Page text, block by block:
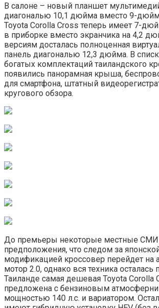
В салоне – новый планшет
диагональю 10,1 дюйма вместо 9-
Toyota Corolla Cross теперь имеет 7-
в приборке вместо экранчика на 4,2
версиям досталась полноценная
панель диагональю 12,3 дюйма. В
богатых комплектаций таиландского
появились панорамная крыша,
для смартфона, штатный
кругового обзора.
До премьеры некоторые местные
предположения, что следом за
модификацией кроссовер перейдет на
мотор 2.0, однако вся техника осталась
Таиланде самая дешевая Toyota Corolla
предложена с бензиновым
мощностью 140 л.с. и вариатором.